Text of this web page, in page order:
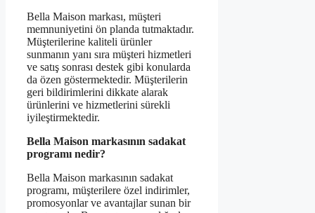
Bella Maison markası, müşteri
memnuniyetini ön planda tutmaktadır.
Müşterilerine kaliteli ürünler
sunmanın yanı sıra müşteri hizmetleri
ve satış sonrası destek gibi konularda
da özen göstermektedir. Müşterilerin
geri bildirimlerini dikkate alarak
ürünlerini ve hizmetlerini sürekli
iyileştirmektedir.
Bella Maison markasının sadakat
programı nedir?
Bella Maison markasının sadakat
programı, müşterilere özel indirimler,
promosyonlar ve avantajlar sunan bir